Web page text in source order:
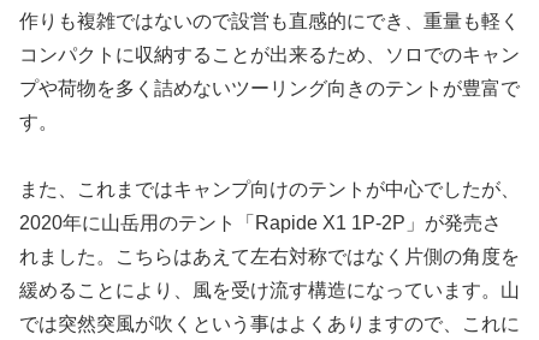
作りも複雑ではないので設営も直感的にでき、重量も軽く
コンパクトに収納することが出来るため、ソロでのキャン
プや荷物を多く詰めないツーリング向きのテントが豊富で
す。
また、これまではキャンプ向けのテントが中心でしたが、
2020年に山岳用のテント「Rapide X1 1P-2P」が発売さ
れました。こちらはあえて左右対称ではなく片側の角度を
緩めることにより、風を受け流す構造になっています。山
では突然突風が吹くという事はよくありますので、これに